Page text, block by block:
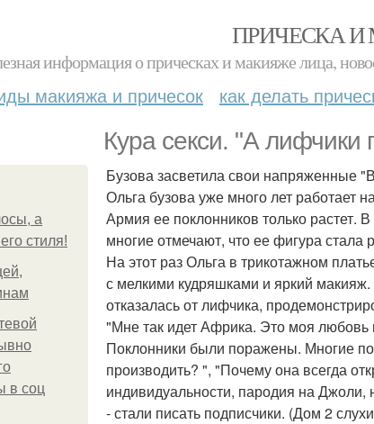
ПРИЧЕСКА
информация о прическах и макияже лица,
макияжа и причесок как делать
Кура секси. "А лифчики
а
стиля!
в соц
Бузова засветила свои напряженные
Ольга бузова уже много лет работает
Армия ее поклонников только растет.
многие отмечают, что ее фигура
На этот раз Ольга в трикотажном
с мелкими кудряшками и яркий
отказалась от лифчика,
"Мне так идет Африка. Это моя любовь
Поклонники были поражены. Многие
производить? ", "Почему она всегда
индивидуальности, пародия на
- стали писать подписчики. (Дом 2